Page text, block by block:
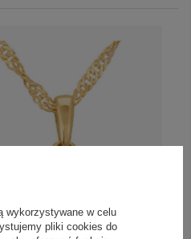
wykorzystywane w celu
pliki cookies do